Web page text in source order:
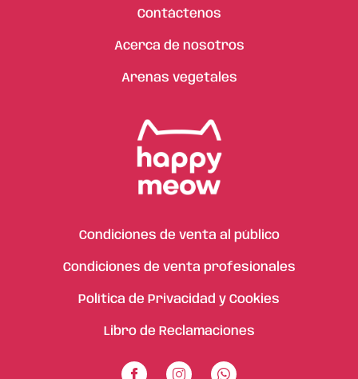
Contáctenos
Acerca de nosotros
Arenas vegetales
Condiciones de venta al público
Condiciones de venta profesionales
Política de Privacidad y Cookies
Libro de Reclamaciones